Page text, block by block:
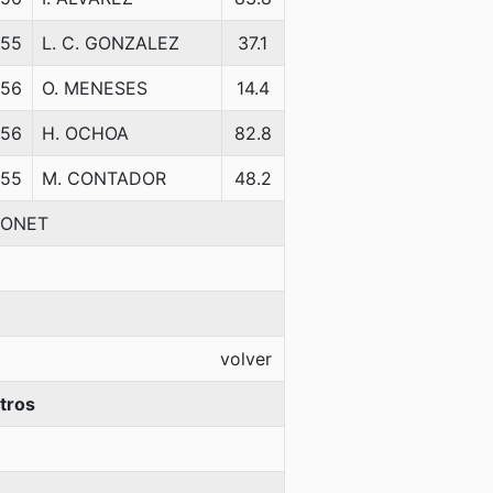
55 L. C. GONZALEZ 37.1
56 O. MENESES 14.4
56 H. OCHOA 82.8
55 M. CONTADOR 48.2
volver